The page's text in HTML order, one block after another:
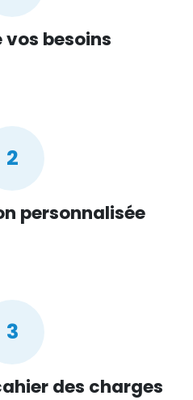
vos besoins
2
personnalisée
3
des charges